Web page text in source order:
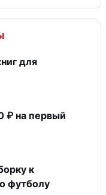
для
₽ на первый
к
футболу